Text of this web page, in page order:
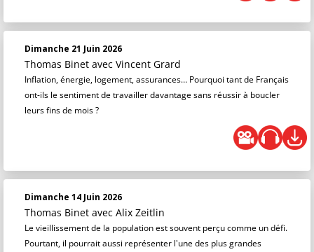
Dimanche 21 Juin 2026
Thomas Binet avec Vincent Grard
Inflation, énergie, logement, assurances… Pourquoi tant de Français
ont-ils le sentiment de travailler davantage sans réussir à boucler
leurs fins de mois ?
Dimanche 14 Juin 2026
Thomas Binet avec Alix Zeitlin
Le vieillissement de la population est souvent perçu comme un défi.
Pourtant, il pourrait aussi représenter l'une des plus grandes